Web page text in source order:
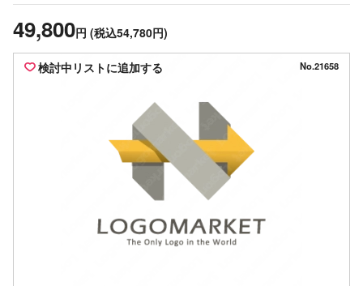
49,800円 (税込54,780円)
検討中リストに追加する No.21658